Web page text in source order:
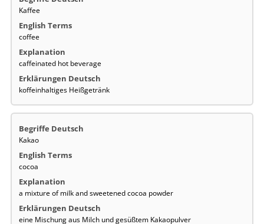
Kaffee
coffee
caffeinated hot beverage
koffeinhaltiges Heißgetränk
Kakao
cocoa
a mixture of milk and sweetened cocoa powder
eine Mischung aus Milch und gesüßtem Kakaopulver